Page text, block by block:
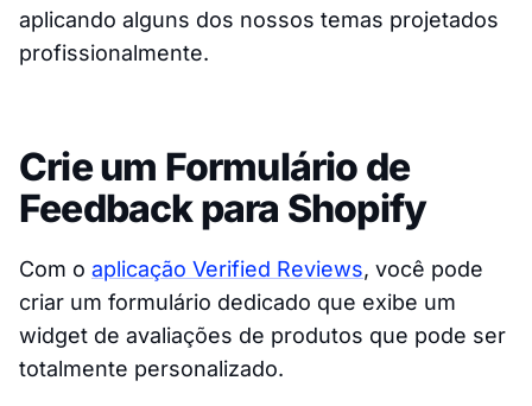
aplicando alguns dos nossos temas projetados
profissionalmente.
Crie um Formulário de
Feedback para Shopify
Com o aplicação Verified Reviews, você pode
criar um formulário dedicado que exibe um
widget de avaliações de produtos que pode ser
totalmente personalizado.